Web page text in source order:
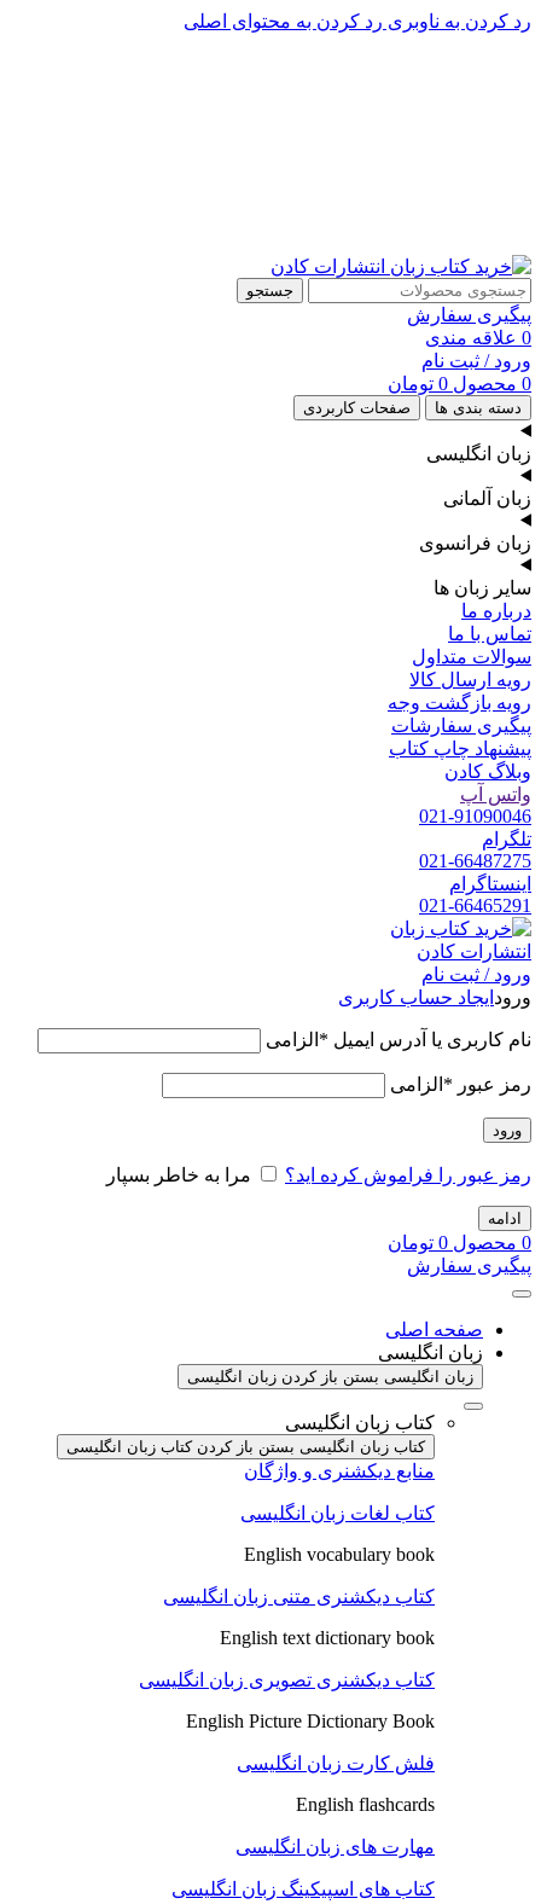
رد کردن به ناوبری رد کردن به محتوای اصلی
جستجو
پیگیری سفارش
0 علاقه مندی
ورود / ثبت نام
0 محصول 0 تومان
دسته بندی ها صفحات کاربردی
زبان انگلیسی
زبان آلمانی
زبان فرانسوی
سایر زبان ها
درباره ما
تماس با ما
سوالات متداول
رویه ارسال کالا
رویه بازگشت وجه
پیگیری سفارشات
پیشنهاد چاپ کتاب
وبلاگ کادن
واتس آپ
021-91090046
تلگرام
021-66487275
اینستاگرام
021-66465291
ورود / ثبت نام
ورود ایجاد حساب کاربری
نام کاربری یا آدرس ایمیل * الزامی
رمز عبور * الزامی
ورود
رمز عبور را فراموش کرده اید؟ مرا به خاطر بسپار
ادامه
0 محصول 0 تومان
پیگیری سفارش
صفحه اصلی
زبان انگلیسی
زبان انگلیسی بستن باز کردن زبان انگلیسی
کتاب زبان انگلیسی
کتاب زبان انگلیسی بستن باز کردن کتاب زبان انگلیسی
منابع دیکشنری و واژگان
کتاب لغات زبان انگلیسی
English vocabulary book
کتاب دیکشنری متنی زبان انگلیسی
English text dictionary book
کتاب دیکشنری تصویری زبان انگلیسی
English Picture Dictionary Book
فلش کارت زبان انگلیسی
English flashcards
مهارت های زبان انگلیسی
کتاب های اسپیکینگ زبان انگلیسی